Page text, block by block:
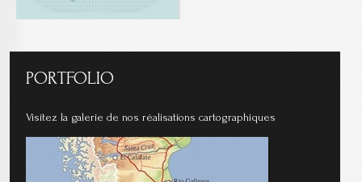
PORTFOLIO
Visitez la galerie de nos réalisations cartographiques